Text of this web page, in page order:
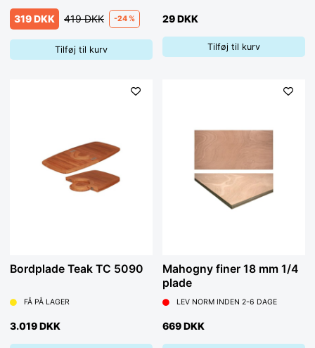
319 DKK 419 DKK -24 %
Tilføj til kurv
29 DKK
Tilføj til kurv
Bordplade Teak TC 5090
FÅ PÅ LAGER
3.019 DKK
Mahogny finer 18 mm 1/4
plade
LEV NORM INDEN 2-6 DAGE
669 DKK